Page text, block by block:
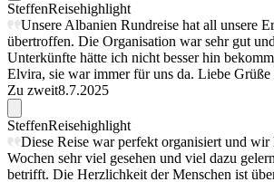
SteffenReisehighlight
Unsere Albanien Rundreise hat all unsere
übertroffen. Die Organisation war sehr gut
Unterkünfte hätte ich nicht besser hin
Elvira, sie war immer für uns da. Liebe
Zu zweit8.7.2025
SteffenReisehighlight
Diese Reise war perfekt organisiert und wir
Wochen sehr viel gesehen und viel dazu
betrifft. Die Herzlichkeit der Menschen ist